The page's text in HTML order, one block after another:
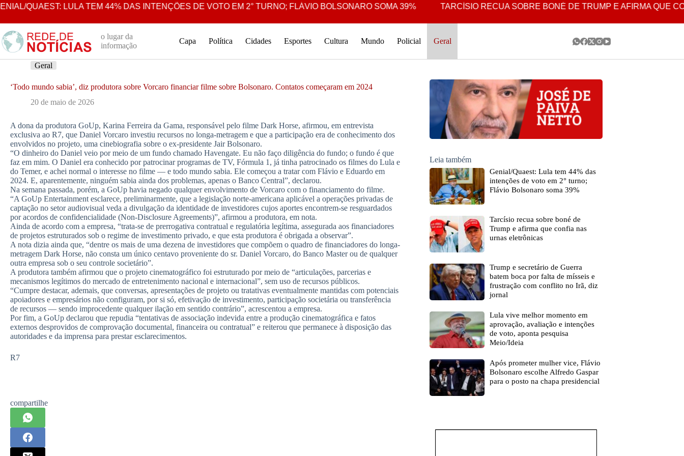
Pular
o
conteúdo
QUAEST: LULA TEM 44% DAS INTENÇÕES DE VOTO EM 2° TURNO; FLÁVIO BOLSONARO SOMA 39% TARCÍSIO RECUA SOBRE BONÉ DE TRUMP E AFIRMA QUE
o lugar da
informação
Capa Política Cidades Esportes Cultura Mundo Policial Geral
Geral
‘Todo mundo sabia’, diz produtora sobre Vorcaro financiar filme sobre Bolsonaro. Contatos começaram em 2024
20 de maio de 2026
A dona da produtora GoUp, Karina Ferreira da Gama, responsável pelo filme Dark Horse, afirmou, em entrevista
exclusiva ao R7, que Daniel Vorcaro investiu recursos no longa-metragem e que a participação era de conhecimento dos
envolvidos no projeto, uma cinebiografia sobre o ex-presidente Jair Bolsonaro.
“O dinheiro do Daniel veio por meio de um fundo chamado Havengate. Eu não faço diligência do fundo; o fundo é que
faz em mim. O Daniel era conhecido por patrocinar programas de TV, Fórmula 1, já tinha patrocinado os filmes do Lula e
do Temer, e achei normal o interesse no filme — e todo mundo sabia. Ele começou a tratar com Flávio e Eduardo em
2024. E, aparentemente, ninguém sabia ainda dos problemas, apenas o Banco Central”, declarou.
Na semana passada, porém, a GoUp havia negado qualquer envolvimento de Vorcaro com o financiamento do filme.
“A GoUp Entertainment esclarece, preliminarmente, que a legislação norte-americana aplicável a operações privadas de
captação no setor audiovisual veda a divulgação da identidade de investidores cujos aportes encontrem-se resguardados
por acordos de confidencialidade (Non-Disclosure Agreements)”, afirmou a produtora, em nota.
Ainda de acordo com a empresa, “trata-se de prerrogativa contratual e regulatória legítima, assegurada aos financiadores
de projetos estruturados sob o regime de investimento privado, e que esta produtora é obrigada a observar”.
A nota dizia ainda que, “dentre os mais de uma dezena de investidores que compõem o quadro de financiadores do longa-
metragem Dark Horse, não consta um único centavo proveniente do sr. Daniel Vorcaro, do Banco Master ou de qualquer
outra empresa sob o seu controle societário”.
A produtora também afirmou que o projeto cinematográfico foi estruturado por meio de “articulações, parcerias e
mecanismos legítimos do mercado de entretenimento nacional e internacional”, sem uso de recursos públicos.
“Cumpre destacar, ademais, que conversas, apresentações de projeto ou tratativas eventualmente mantidas com potenciais
apoiadores e empresários não configuram, por si só, efetivação de investimento, participação societária ou transferência
de recursos — sendo improcedente qualquer ilação em sentido contrário”, acrescentou a empresa.
Por fim, a GoUp declarou que repudia “tentativas de associação indevida entre a produção cinematográfica e fatos
externos desprovidos de comprovação documental, financeira ou contratual” e reiterou que permanece à disposição das
autoridades e da imprensa para prestar esclarecimentos.
R7
compartilhe
Leia também
Genial/Quaest: Lula tem 44% das
intenções de voto em 2° turno;
Flávio Bolsonaro soma 39%
Tarcísio recua sobre boné de
Trump e afirma que confia nas
urnas eletrônicas
Trump e secretário de Guerra
batem boca por falta de mísseis e
frustração com conflito no Irã, diz
jornal
Lula vive melhor momento em
aprovação, avaliação e intenções
de voto, aponta pesquisa
Meio/Ideia
Após prometer mulher vice, Flávio
Bolsonaro escolhe Alfredo Gaspar
para o posto na chapa presidencial